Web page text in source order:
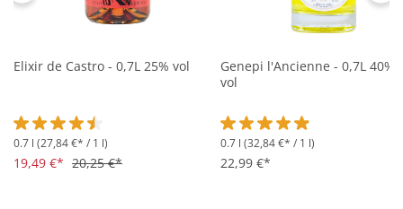
Elixir de Castro - 0,7L 25% vol
Durchschnittliche Bewertung von 4.5 von 5 Sternen
0.7 l (27,84 €* / 1 l)
19,49 €* 20,25 €*
Genepi l'Ancienne - 0,7L 40%
vol
Durchschnittliche
0.7 l (32,84 €* / 1 l)
22,99 €*